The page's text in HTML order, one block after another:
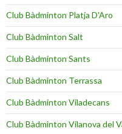
Club Bàdminton Platja D'Aro
Club Bàdminton Salt
Club Bàdminton Sants
Club Bàdminton Terrassa
Club Bàdminton Viladecans
Club Bàdminton Vilanova del